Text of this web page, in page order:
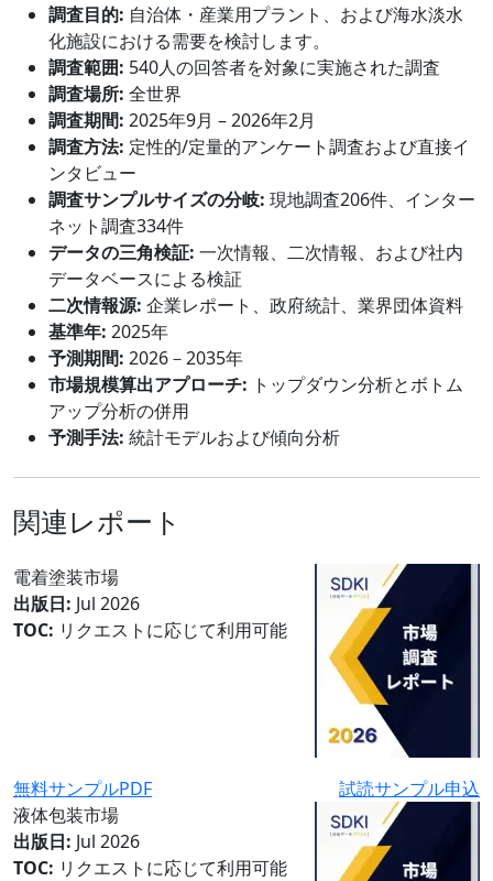
調査目的: 自治体・産業用プラント、および海水淡水
化施設における需要を検討します。
調査範囲: 540人の回答者を対象に実施された調査
調査場所: 全世界
調査期間: 2025年9月 – 2026年2月
調査方法: 定性的/定量的アンケート調査および直接イ
ンタビュー
調査サンプルサイズの分岐: 現地調査206件、インター
ネット調査334件
データの三角検証: 一次情報、二次情報、および社内
データベースによる検証
二次情報源: 企業レポート、政府統計、業界団体資料
基準年: 2025年
予測期間: 2026－2035年
市場規模算出アプローチ: トップダウン分析とボトム
アップ分析の併用
予測手法: 統計モデルおよび傾向分析
関連レポート
電着塗装市場
出版日: Jul 2026
TOC: リクエストに応じて利用可能
無料サンプルPDF
試読サンプル申込
液体包装市場
出版日: Jul 2026
TOC: リクエストに応じて利用可能